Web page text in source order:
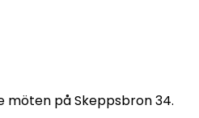
möten på Skeppsbron 34.